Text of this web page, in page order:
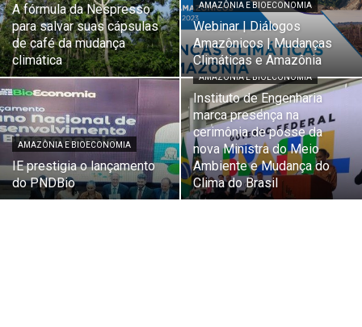
A fórmula da Nespresso
para salvar suas cápsulas
de café da mudança
climática
AMAZÔNIA E BIOECONOMIA
Webinar | Diálogos
Amazônicos | Mudanças
Climáticas e Amazônia
AMAZÔNIA E BIOECONOMIA
IE prestigia o lançamento
do PNDBio
AMAZÔNIA E BIOECONOMIA
Instituto de Engenharia
marca presença na
cerimônia de posse da
nova Ministra do Meio
Ambiente e Mudança do
Clima do Brasil